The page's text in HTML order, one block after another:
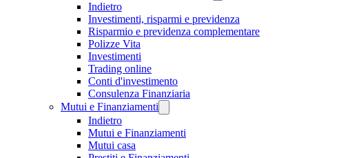
Indietro
Investimenti, risparmi e previdenza
Risparmio e previdenza complementare
Polizze Vita
Investimenti
Trading online
Conti d'investimento
Consulenza Finanziaria
Mutui e Finanziamenti
Indietro
Mutui e Finanziamenti
Mutui casa